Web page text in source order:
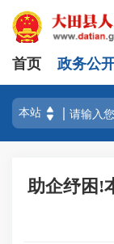
首页 政务公
助企纾困!